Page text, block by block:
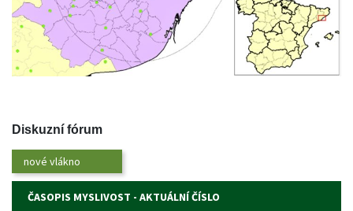
Diskuzní fórum
nové vlákno
ČASOPIS MYSLIVOST - AKTUÁLNÍ ČÍSLO